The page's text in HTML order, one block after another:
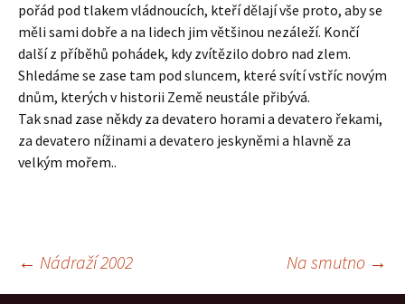
pořád pod tlakem vládnoucích, kteří dělají vše proto, aby se
měli sami dobře a na lidech jim většinou nezáleží. Končí
další z příběhů pohádek, kdy zvítězilo dobro nad zlem.
Shledáme se zase tam pod sluncem, které svítí vstříc novým
dnům, kterých v historii Země neustále přibývá.
Tak snad zase někdy za devatero horami a devatero řekami,
za devatero nížinami a devatero jeskyněmi a hlavně za
velkým mořem..
Navigace
← Nádraží 2002 Na smutno →